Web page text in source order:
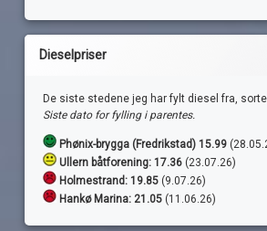
Dieselpriser
De siste stedene jeg har fylt diesel fra,
Siste dato for fylling i parentes.
Phønix-brygga (Fredrikstad) 15.99
Ullern båtforening: 17.36 (23.07.26)
Holmestrand: 19.85 (9.07.26)
Hankø Marina: 21.05 (11.06.26)